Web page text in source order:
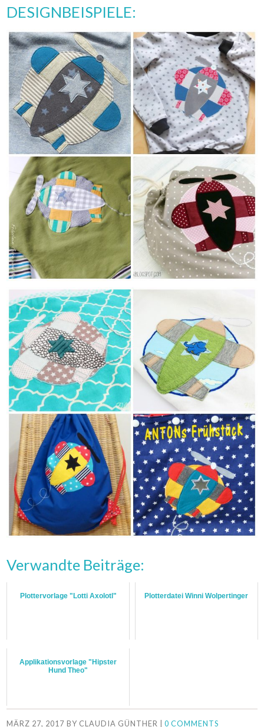
DESIGNBEISPIELE:
Verwandte Beiträge:
Plottervorlage "Lotti Axolotl" Plotterdatei Winni Wolpertinger
Applikationsvorlage "Hipster
Hund Theo"
MÄRZ 27, 2017 BY CLAUDIA GÜNTHER |0 COMMENTS